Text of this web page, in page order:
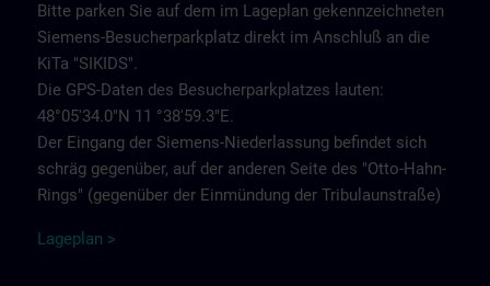
Bitte parken Sie auf dem im Lageplan gekennzeichneten
Siemens-Besucherparkplatz direkt im Anschluß an die
KiTa "SIKIDS".
Die GPS-Daten des Besucherparkplatzes lauten:
48°05'34.0"N 11 °38'59.3"E.
Der Eingang der Siemens-Niederlassung befindet sich
schräg gegenüber, auf der anderen Seite des "Otto-Hahn-
Rings" (gegenüber der Einmündung der Tribulaunstraße)
Lageplan >